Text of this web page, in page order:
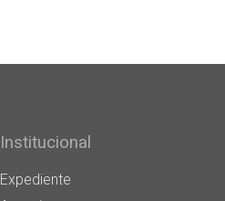
Institucional
Expediente